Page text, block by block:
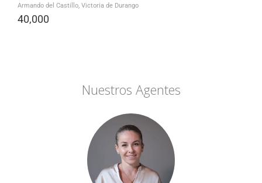
Armando del Castillo, Victoria de Durango
40,000
Nuestros Agentes